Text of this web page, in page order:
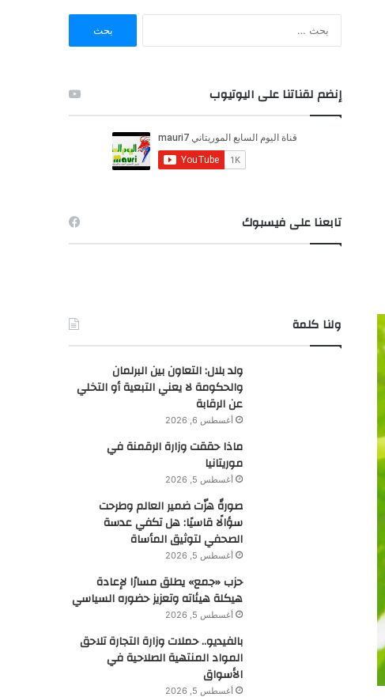
:
إنضم لقناتنا على اليوتيوب
تابعنا على فيسبوك
ولنا كلمة
ولد بلال: التعاون بين البرلمان
والحكومة لا يعني التبعية أو التخلي
عن الرقابة
أغسطس 6, 2026
ماذا حققت وزارة الرقمنة في
موريتانيا
أغسطس 5, 2026
صورةٌ هزّت ضمير العالم وطرحت
سؤالًا قاسيًا: هل تكفي عدسة
الصحفي لتوثيق المأساة
أغسطس 5, 2026
حزب «جمع» يطلق مسارًا لإعادة
هيكلة هيئاته وتعزيز حضوره السياسي
أغسطس 5, 2026
بالفيديو.. حملات وزارة التجارة تلاحق
المواد المنتهية الصلاحية في
الأسواق
أغسطس 5, 2026